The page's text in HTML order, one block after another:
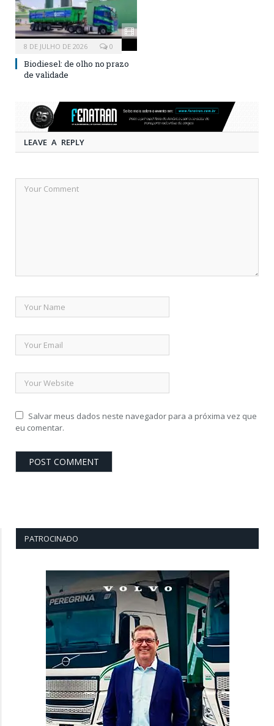
8 DE JULHO DE 2026 0
Biodiesel: de olho no prazo
de validade
LEAVE A REPLY
Salvar meus dados neste navegador para a próxima vez que
eu comentar.
PATROCINADO